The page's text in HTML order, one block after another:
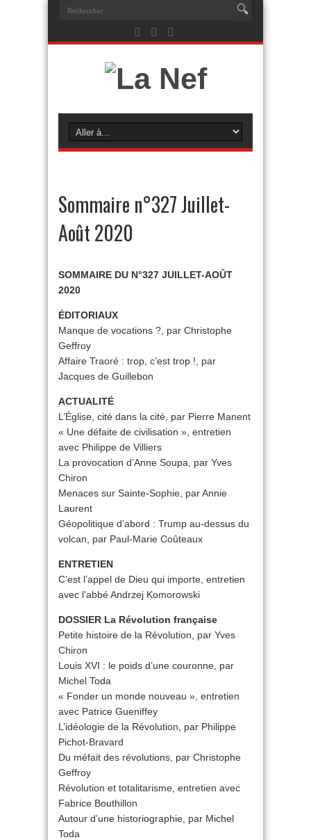
Sommaire n°327 Juillet-
Août 2020
SOMMAIRE DU N°327 JUILLET-AOÛT
2020
ÉDITORIAUX
Manque de vocations ?, par Christophe
Geffroy
Affaire Traoré : trop, c’est trop !, par
Jacques de Guillebon
ACTUALITÉ
L’Église, cité dans la cité, par Pierre Manent
« Une défaite de civilisation », entretien
avec Philippe de Villiers
La provocation d’Anne Soupa, par Yves
Chiron
Menaces sur Sainte-Sophie, par Annie
Laurent
Géopolitique d’abord : Trump au-dessus du
volcan, par Paul-Marie Coûteaux
ENTRETIEN
C’est l’appel de Dieu qui importe, entretien
avec l’abbé Andrzej Komorowski
DOSSIER La Révolution française
Petite histoire de la Révolution, par Yves
Chiron
Louis XVI : le poids d’une couronne, par
Michel Toda
« Fonder un monde nouveau », entretien
avec Patrice Gueniffey
L’idéologie de la Révolution, par Philippe
Pichot-Bravard
Du méfait des révolutions, par Christophe
Geffroy
Révolution et totalitarisme, entretien avec
Fabrice Bouthillon
Autour d’une historiographie, par Michel
Toda